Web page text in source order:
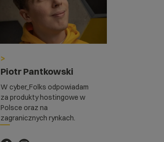
>
Piotr Pantkowski
W cyber_Folks odpowiadam
za produkty hostingowe w
Polsce oraz na
zagranicznych rynkach.